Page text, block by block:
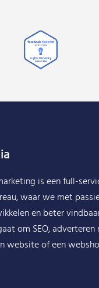
is een full-
waar we met
en beter
om SEO,
website of een